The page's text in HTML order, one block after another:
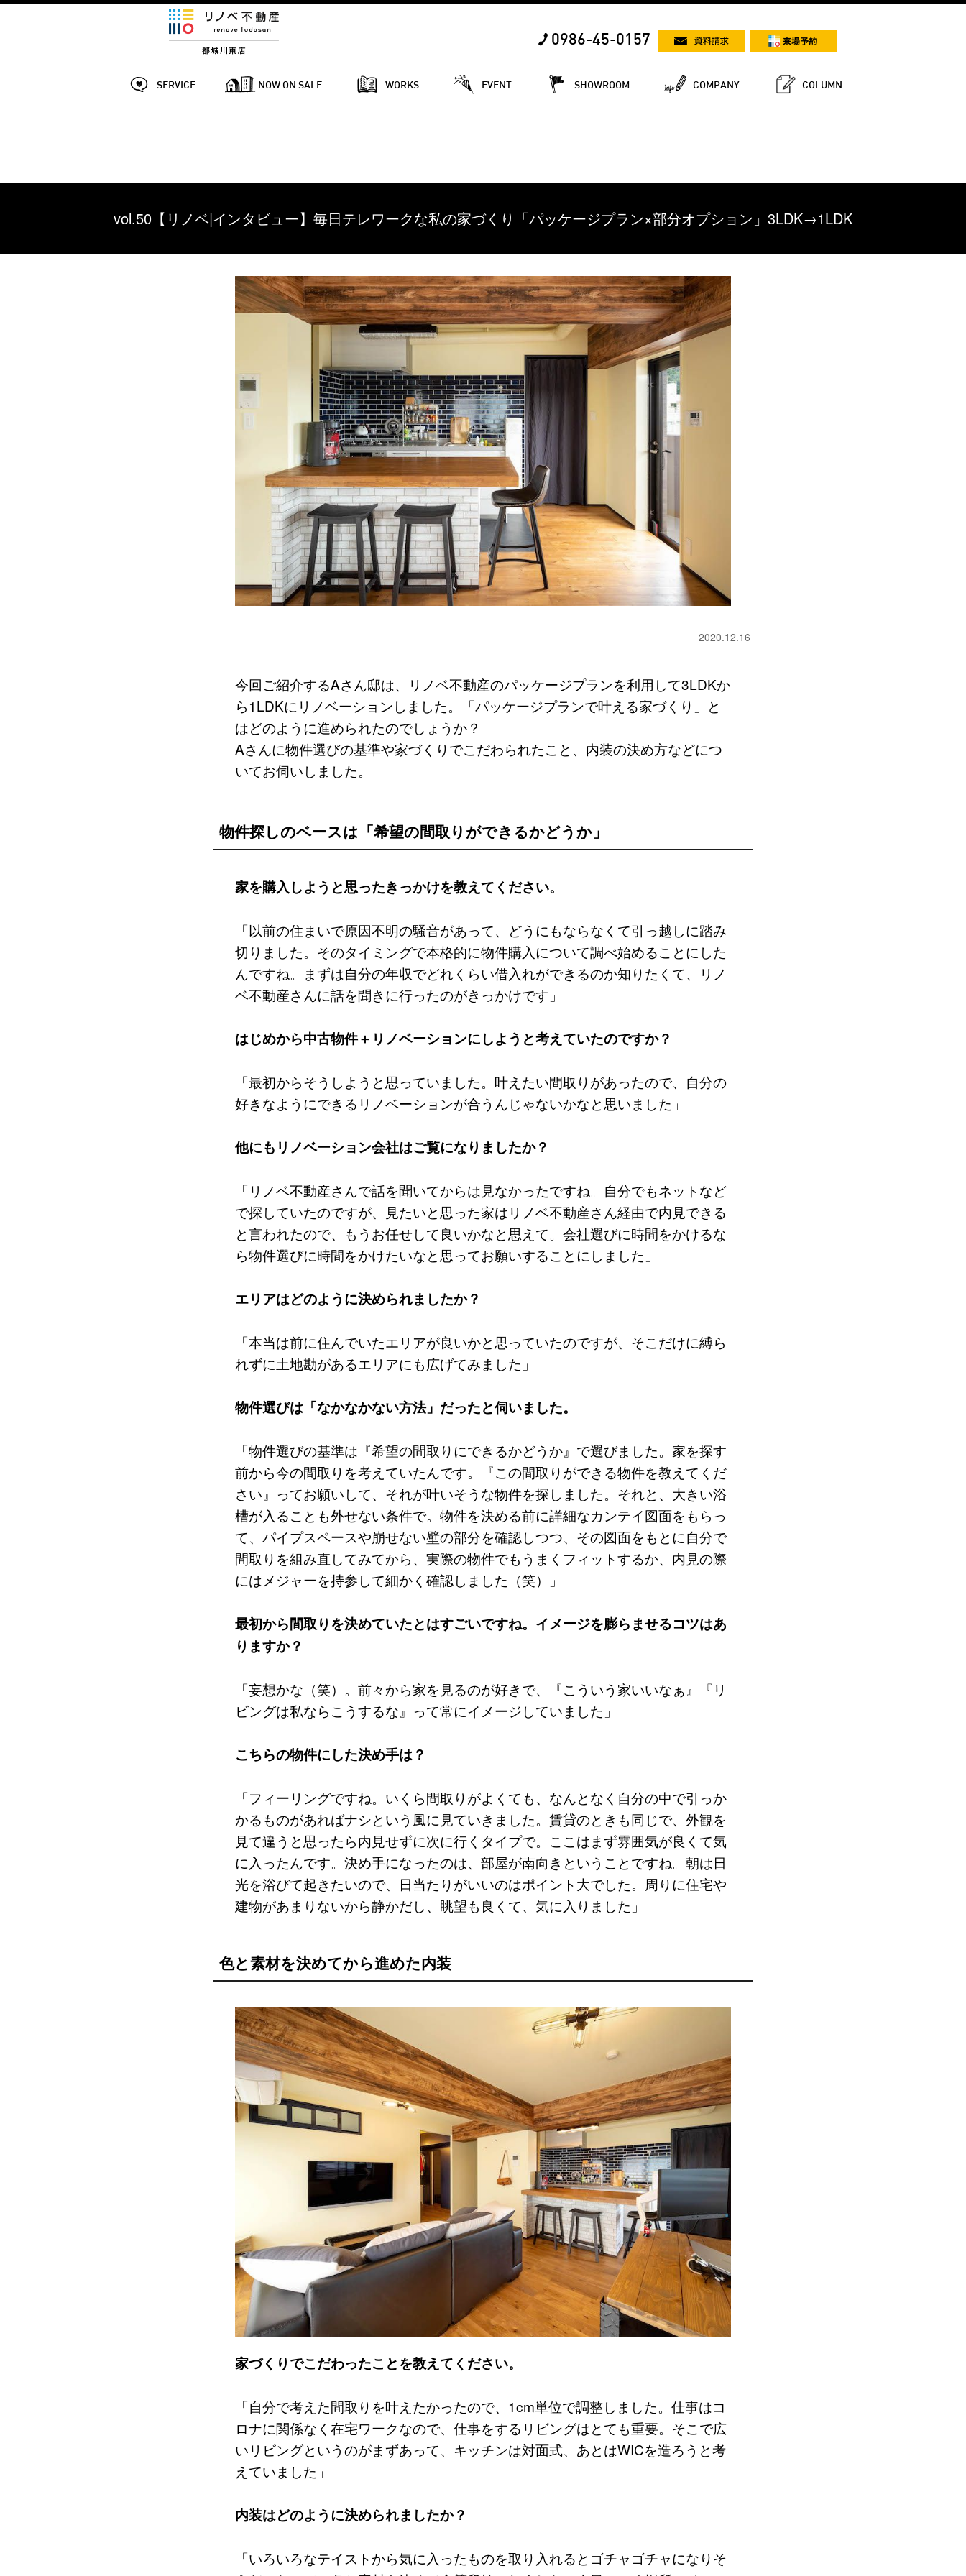
0986-45-0157
SERVICE NOW ON SALE WORKS EVENT SHOWROOM COMPANY COLUMN
vol.50【リノベ|インタビュー】毎日テレワークな私の家づくり「パッケージプラン×部分オプション」3LDK→1LDK
2020.12.16
今回ご紹介するAさん邸は、リノベ不動産のパッケージプランを利用して3LDKか
ら1LDKにリノベーションしました。「パッケージプランで叶える家づくり」と
はどのように進められたのでしょうか？
Aさんに物件選びの基準や家づくりでこだわられたこと、内装の決め方などにつ
いてお伺いしました。
物件探しのベースは「希望の間取りができるかどうか」
家を購入しようと思ったきっかけを教えてください。
「以前の住まいで原因不明の騒音があって、どうにもならなくて引っ越しに踏み
切りました。そのタイミングで本格的に物件購入について調べ始めることにした
んですね。まずは自分の年収でどれくらい借入れができるのか知りたくて、リノ
ベ不動産さんに話を聞きに行ったのがきっかけです」
はじめから中古物件＋リノベーションにしようと考えていたのですか？
「最初からそうしようと思っていました。叶えたい間取りがあったので、自分の
好きなようにできるリノベーションが合うんじゃないかなと思いました」
他にもリノベーション会社はご覧になりましたか？
「リノベ不動産さんで話を聞いてからは見なかったですね。自分でもネットなど
で探していたのですが、見たいと思った家はリノベ不動産さん経由で内見できる
と言われたので、もうお任せして良いかなと思えて。会社選びに時間をかけるな
ら物件選びに時間をかけたいなと思ってお願いすることにしました」
エリアはどのように決められましたか？
「本当は前に住んでいたエリアが良いかと思っていたのですが、そこだけに縛ら
れずに土地勘があるエリアにも広げてみました」
物件選びは「なかなかない方法」だったと伺いました。
「物件選びの基準は『希望の間取りにできるかどうか』で選びました。家を探す
前から今の間取りを考えていたんです。『この間取りができる物件を教えてくだ
さい』ってお願いして、それが叶いそうな物件を探しました。それと、大きい浴
槽が入ることも外せない条件で。物件を決める前に詳細なカンテイ図面をもらっ
て、パイプスペースや崩せない壁の部分を確認しつつ、その図面をもとに自分で
間取りを組み直してみてから、実際の物件でもうまくフィットするか、内見の際
にはメジャーを持参して細かく確認しました（笑）」
最初から間取りを決めていたとはすごいですね。イメージを膨らませるコツはあ
りますか？
「妄想かな（笑）。前々から家を見るのが好きで、『こういう家いいなぁ』『リ
ビングは私ならこうするな』って常にイメージしていました」
こちらの物件にした決め手は？
「フィーリングですね。いくら間取りがよくても、なんとなく自分の中で引っか
かるものがあればナシという風に見ていきました。賃貸のときも同じで、外観を
見て違うと思ったら内見せずに次に行くタイプで。ここはまず雰囲気が良くて気
に入ったんです。決め手になったのは、部屋が南向きということですね。朝は日
光を浴びて起きたいので、日当たりがいいのはポイント大でした。周りに住宅や
建物があまりないから静かだし、眺望も良くて、気に入りました」
色と素材を決めてから進めた内装
家づくりでこだわったことを教えてください。
「自分で考えた間取りを叶えたかったので、1cm単位で調整しました。仕事はコ
ロナに関係なく在宅ワークなので、仕事をするリビングはとても重要。そこで広
いリビングというのがまずあって、キッチンは対面式、あとはWICを造ろうと考
えていました」
内装はどのように決められましたか？
「いろいろなテイストから気に入ったものを取り入れるとゴチャゴチャになりそ